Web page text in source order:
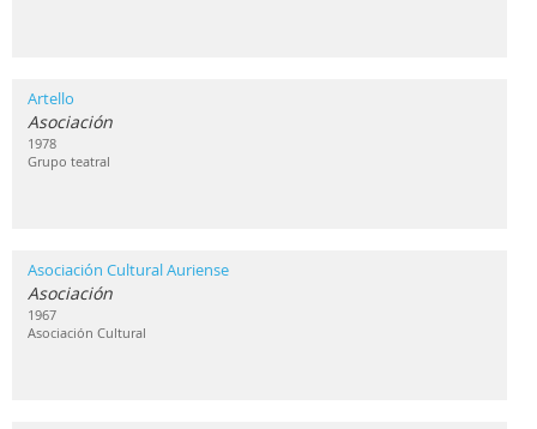
Artello
Asociación
1978
Grupo teatral
Asociación Cultural Auriense
Asociación
1967
Asociación Cultural